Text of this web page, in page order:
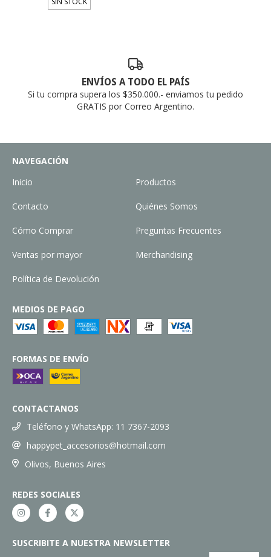
ENVÍOS A TODO EL PAÍS
Si tu compra supera los $350.000.- enviamos tu pedido
GRATIS por Correo Argentino.
NAVEGACIÓN
Inicio
Productos
Contacto Quiénes Somos
Cómo Comprar Preguntas Frecuentes
Ventas por mayor Merchandising
Política de Devolución
MEDIOS DE PAGO
FORMAS DE ENVÍO
CONTACTANOS
Teléfono y WhatsApp: 11 7367-2093
happypet_accesorios@hotmail.com
Olivos, Buenos Aires
REDES SOCIALES
SUSCRIBITE A NUESTRA NEWSLETTER